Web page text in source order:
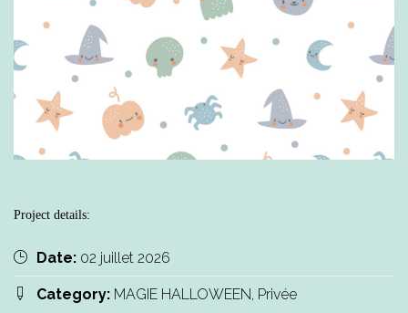
Project details:
Date: 02 juillet 2026
Category: MAGIE HALLOWEEN, Privée